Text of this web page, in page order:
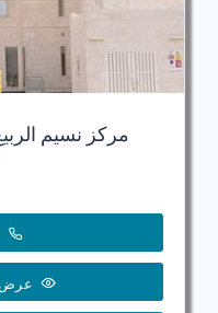
مركز نسيم
عرض